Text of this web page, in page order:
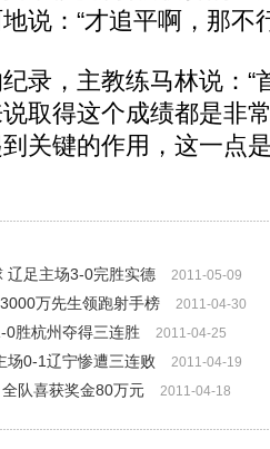
说：“才追平啊，那不
，主教练马林说：“
取得这个成绩都是非
关键的作用，这一点
辽足主场3-0完胜实德
2011-05-09
万先生领跑射手榜 2011-04-30
0胜杭州夺得三连胜 2011-04-25
场0-1辽宁惨遭三连败 2011-04-19
队喜获奖金80万元 2011-04-18